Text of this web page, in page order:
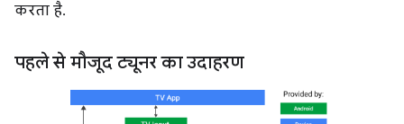
करता है.
पहले से मौजूद ट्यूनर का उदाहरण